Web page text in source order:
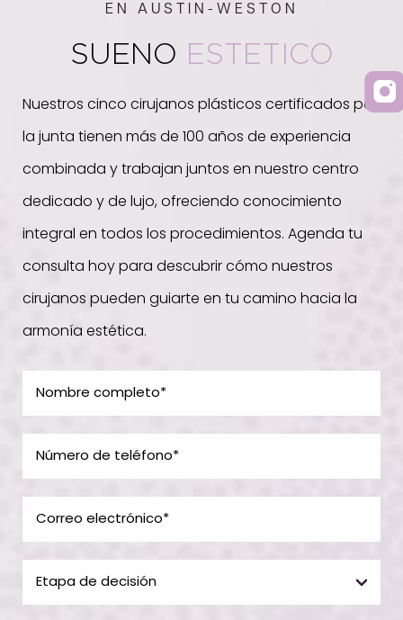
EN AUSTIN-WESTON
SUENO ESTETICO
Nuestros cinco cirujanos plásticos certificados por
la junta tienen más de 100 años de experiencia
combinada y trabajan juntos en nuestro centro
dedicado y de lujo, ofreciendo conocimiento
integral en todos los procedimientos. Agenda tu
consulta hoy para descubrir cómo nuestros
cirujanos pueden guiarte en tu camino hacia la
armonía estética.